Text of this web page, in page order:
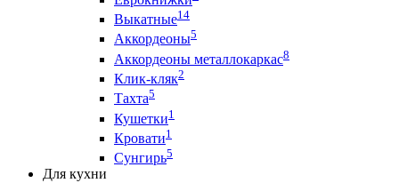
Выкатные14
Аккордеоны5
Аккордеоны металлокаркас8
Клик-кляк2
Тахта5
Кушетки1
Кровати1
Сунгирь5
Для кухни